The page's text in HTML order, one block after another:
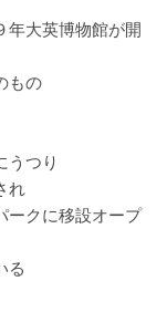
大英博物館が開
もの
うつり
れ
ークに移設オープ
る